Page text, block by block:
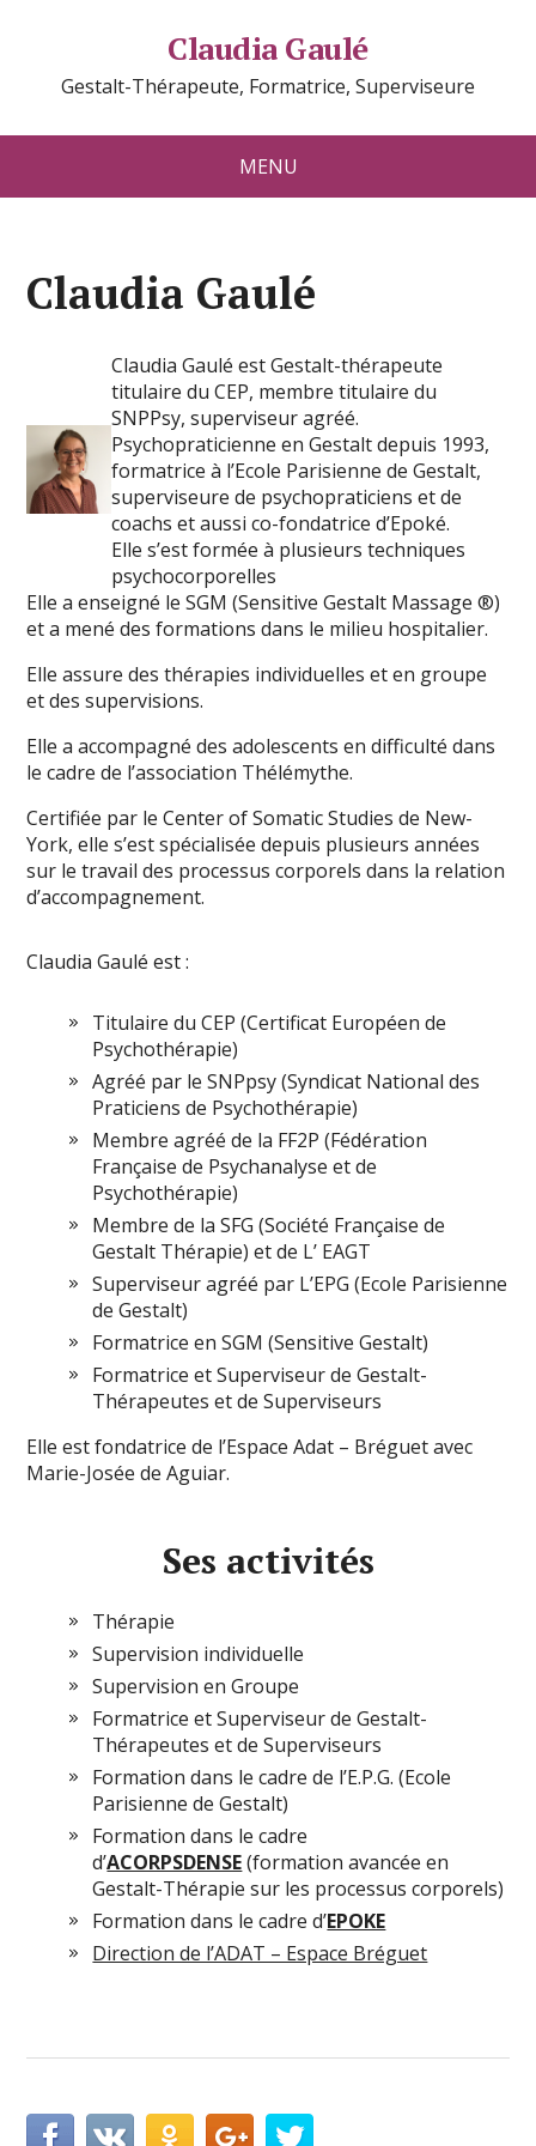
Claudia Gaulé
Gestalt-Thérapeute, Formatrice, Superviseure
MENU
Claudia Gaulé
Claudia Gaulé est Gestalt-thérapeute
titulaire du CEP, membre titulaire du
SNPPsy, superviseur agréé.
Psychopraticienne en Gestalt depuis 1993,
formatrice à l’Ecole Parisienne de Gestalt,
superviseure de psychopraticiens et de
coachs et aussi co-fondatrice d’Epoké.
Elle s’est formée à plusieurs techniques
psychocorporelles
Elle a enseigné le SGM (Sensitive Gestalt Massage ®)
et a mené des formations dans le milieu hospitalier.
Elle assure des thérapies individuelles et en groupe
et des supervisions.
Elle a accompagné des adolescents en difficulté dans
le cadre de l’association Thélémythe.
Certifiée par le Center of Somatic Studies de New-
York, elle s’est spécialisée depuis plusieurs années
sur le travail des processus corporels dans la relation
d’accompagnement.
Claudia Gaulé est :
Titulaire du CEP (Certificat Européen de
Psychothérapie)
Agréé par le SNPpsy (Syndicat National des
Praticiens de Psychothérapie)
Membre agréé de la FF2P (Fédération
Française de Psychanalyse et de
Psychothérapie)
Membre de la SFG (Société Française de
Gestalt Thérapie) et de L’ EAGT
Superviseur agréé par L’EPG (Ecole Parisienne
de Gestalt)
Formatrice en SGM (Sensitive Gestalt)
Formatrice et Superviseur de Gestalt-
Thérapeutes et de Superviseurs
Elle est fondatrice de l’Espace Adat – Bréguet avec
Marie-Josée de Aguiar.
Ses activités
Thérapie
Supervision individuelle
Supervision en Groupe
Formatrice et Superviseur de Gestalt-
Thérapeutes et de Superviseurs
Formation dans le cadre de l’E.P.G. (Ecole
Parisienne de Gestalt)
Formation dans le cadre
d’ACORPSDENSE(formation avancée en
Gestalt-Thérapie sur les processus corporels)
Formation dans le cadre d’EPOKE
Direction de l’ADAT – Espace Bréguet